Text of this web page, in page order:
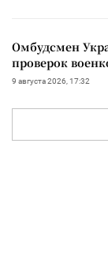
Омбудсмен
проверок
9 августа 2026, 17:32